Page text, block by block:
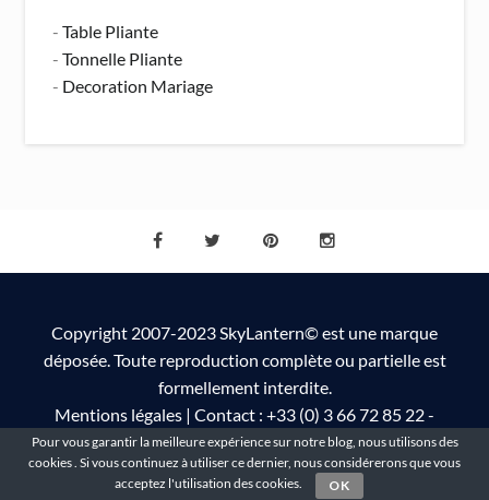
-Table Pliante
-Tonnelle Pliante
- Decoration Mariage
Copyright 2007-2023 SkyLantern© est une marque
déposée. Toute reproduction complète ou partielle est
formellement interdite.
Mentions légales | Contact : +33 (0) 3 66 72 85 22 -
info@skylantern.fr
Pour vous garantir la meilleure expérience sur notre blog, nous utilisons des
cookies . Si vous continuez à utiliser ce dernier, nous considérerons que vous
acceptez l'utilisation des cookies.
OK